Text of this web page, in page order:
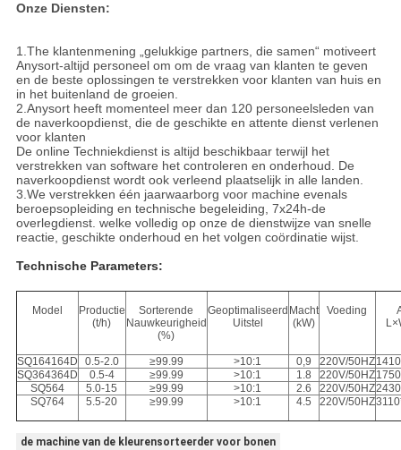
Onze Diensten:
1.The klantenmening „gelukkige partners, die samen“ motiveert
Anysort-altijd personeel om om de vraag van klanten te geven
en de beste oplossingen te verstrekken voor klanten van huis en
in het buitenland de groeien.
2.Anysort heeft momenteel meer dan 120 personeelsleden van
de naverkoopdienst, die de geschikte en attente dienst verlenen
voor klanten
De online Techniekdienst is altijd beschikbaar terwijl het
verstrekken van software het controleren en onderhoud. De
naverkoopdienst wordt ook verleend plaatselijk in alle landen.
3.We verstrekken één jaarwaarborg voor machine evenals
beroepsopleiding en technische begeleiding, 7x24h-de
overlegdienst. welke volledig op onze de dienstwijze van snelle
reactie, geschikte onderhoud en het volgen coördinatie wijst.
Technische Parameters:
Model
Productie
(t/h)
Sorterende
Nauwkeurigheid
(%)
Geoptimaliseerd
Uitstel
Macht
(kW)
Voeding
SQ164164D 0.5-2.0 ≥99.99 >10:1 0,9 220V/50HZ
SQ364364D
0.5-4 ≥99.99 >10:1 1.8 220V/50HZ
SQ564
5.0-15 ≥99.99 >10:1 2.6 220V/50HZ
SQ764
5.5-20 ≥99.99 >10:1 4.5 220V/50HZ
de machine van de kleurensorteerder voor bonen